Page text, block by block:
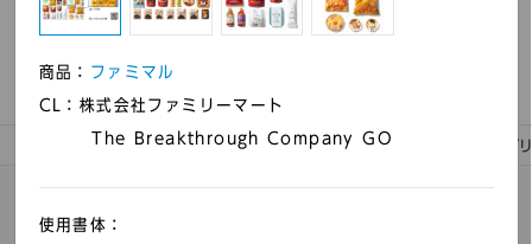
印」 パッケージなど印
刷物
出版／カタログ パッケージ サイン WEB アプ
ライセンスフォント製品
商品： ファミマル
CL：株式会社ファミリーマート
The Breakthrough Company GO
使用書体：